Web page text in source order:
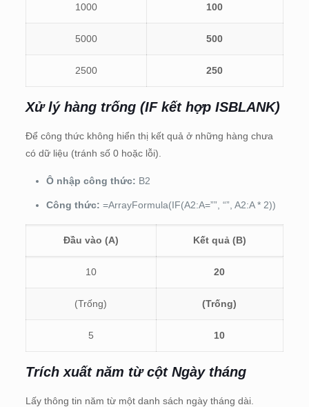
1000 100
5000 500
2500 250
Xử lý hàng trống (IF kết hợp ISBLANK)
Để công thức không hiển thị kết quả ở những hàng chưa
có dữ liệu (tránh số 0 hoặc lỗi).
Ô nhập công thức: B2
Công thức: =ArrayFormula(IF(A2:A=””, “”, A2:A * 2))
Đầu vào (A) Kết quả (B)
10 20
(Trống) (Trống)
5 10
Trích xuất năm từ cột Ngày tháng
Lấy thông tin năm từ một danh sách ngày tháng dài.